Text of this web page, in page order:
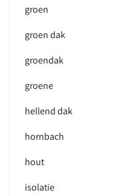
groen
groen dak
groendak
groene
hellend dak
hornbach
hout
isolatie